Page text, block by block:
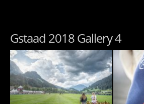
Gstaad 2018 Gallery 4